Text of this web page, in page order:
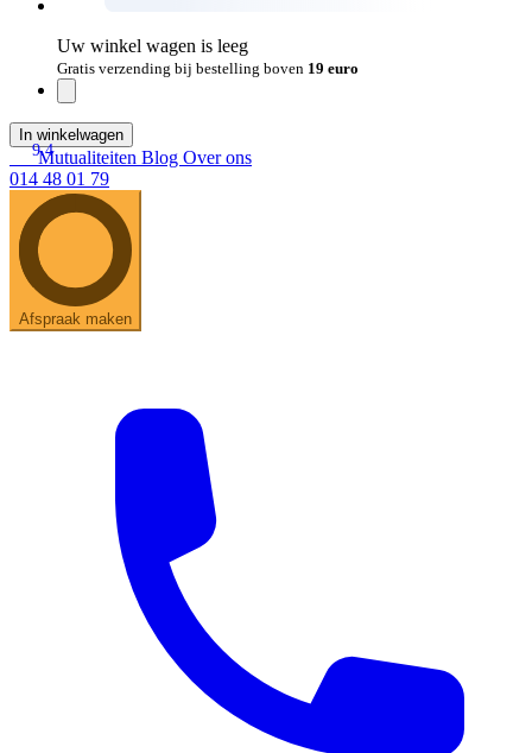
Uw winkel wagen is leeg
Gratis verzending bij bestelling boven 19 euro
In winkelwagen
9.4
Mutualiteiten Blog Over ons
014 48 01 79
Afspraak maken